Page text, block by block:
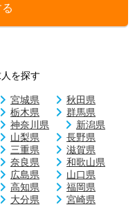
を探す
宮城県
秋田県
栃木県
群馬県
神奈川県
新潟県
山梨県
長野県
三重県
滋賀県
奈良県
和歌山県
広島県
山口県
高知県
福岡県
大分県
宮崎県